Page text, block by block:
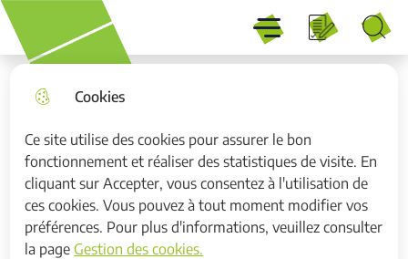
Cookies
Ce site utilise des cookies pour assurer le bon
fonctionnement et réaliser des statistiques de visite. En
cliquant sur Accepter, vous consentez à l'utilisation de
ces cookies. Vous pouvez à tout moment modifier vos
préférences. Pour plus d'informations, veuillez consulter
la pageGestion des cookies.
menu
Aller à la
recherche
Aller au
contenu
principal
Consulter
le plan du
site
Menu principal
Menu
Site internet d’ILTV en
maintenance
Agglo